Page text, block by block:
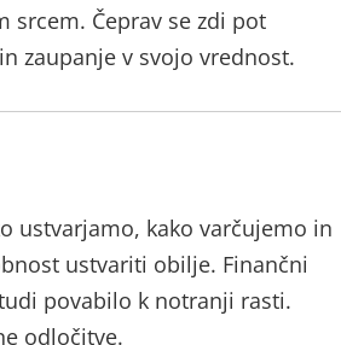
srcem. Čeprav se zdi pot
in zaupanje v svojo vrednost.
ustvarjamo, kako varčujemo in
ustvariti obilje. Finančni
povabilo k notranji rasti.
odločitve.